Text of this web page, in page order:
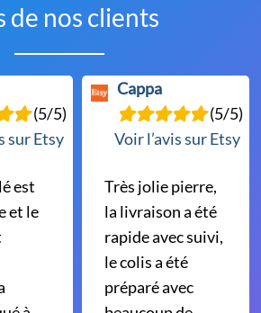
de nos clients
(5/5)
sur Etsy
est
et le
Cappa
(5/5)
Voir l’avis sur Etsy
Très jolie pierre,
la livraison a été
rapide avec suivi,
le colis a été
préparé avec